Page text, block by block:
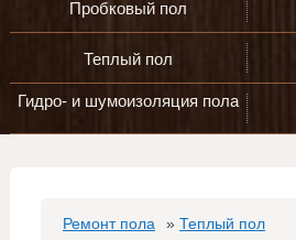
Пробковый пол
Теплый пол
Гидро- и шумоизоляция пола
Ремонт пола » Теплый пол